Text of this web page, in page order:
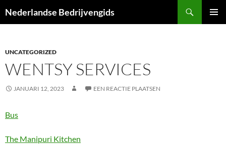
naar
Nederlandse Bedrijvengids
UNCATEGORIZED
WENTSY SERVICES
JANUARI 12, 2023 EEN REACTIE PLAATSEN
Bus
The Manipuri Kitchen